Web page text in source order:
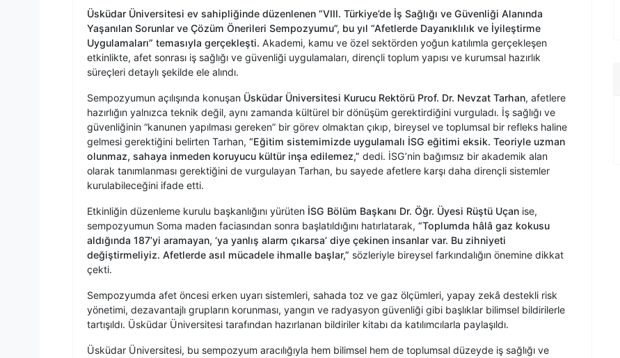
Üsküdar Üniversitesi ev sahipliğinde düzenlenen “VIII. Türkiye’de İş Sağlığı ve Güvenliği Alanında
Yaşanılan Sorunlar ve Çözüm Önerileri Sempozyumu”, bu yıl “Afetlerde Dayanıklılık ve İyileştirme
Uygulamaları” temasıyla gerçekleşti. Akademi, kamu ve özel sektörden yoğun katılımla gerçekleşen
etkinlikte, afet sonrası iş sağlığı ve güvenliği uygulamaları, dirençli toplum yapısı ve kurumsal hazırlık
süreçleri detaylı şekilde ele alındı.
Sempozyumun açılışında konuşan Üsküdar Üniversitesi Kurucu Rektörü Prof. Dr. Nevzat Tarhan, afetlere
hazırlığın yalnızca teknik değil, aynı zamanda kültürel bir dönüşüm gerektirdiğini vurguladı. İş sağlığı ve
güvenliğinin “kanunen yapılması gereken” bir görev olmaktan çıkıp, bireysel ve toplumsal bir refleks haline
gelmesi gerektiğini belirten Tarhan, “Eğitim sistemimizde uygulamalı İSG eğitimi eksik. Teoriyle uzman
olunmaz, sahaya inmeden koruyucu kültür inşa edilemez,” dedi. İSG’nin bağımsız bir akademik alan
olarak tanımlanması gerektiğini de vurgulayan Tarhan, bu sayede afetlere karşı daha dirençli sistemler
kurulabileceğini ifade etti.
Etkinliğin düzenleme kurulu başkanlığını yürüten İSG Bölüm Başkanı Dr. Öğr. Üyesi Rüştü Uçan ise,
sempozyumun Soma maden faciasından sonra başlatıldığını hatırlatarak, “Toplumda hâlâ gaz kokusu
aldığında 187’yi aramayan, ‘ya yanlış alarm çıkarsa’ diye çekinen insanlar var. Bu zihniyeti
değiştirmeliyiz. Afetlerde asıl mücadele ihmalle başlar,” sözleriyle bireysel farkındalığın önemine dikkat
çekti.
Sempozyumda afet öncesi erken uyarı sistemleri, sahada toz ve gaz ölçümleri, yapay zekâ destekli risk
yönetimi, dezavantajlı grupların korunması, yangın ve radyasyon güvenliği gibi başlıklar bilimsel bildirilerle
tartışıldı. Üsküdar Üniversitesi tarafından hazırlanan bildiriler kitabı da katılımcılarla paylaşıldı.
Üsküdar Üniversitesi, bu sempozyum aracılığıyla hem bilimsel hem de toplumsal düzeyde iş sağlığı ve